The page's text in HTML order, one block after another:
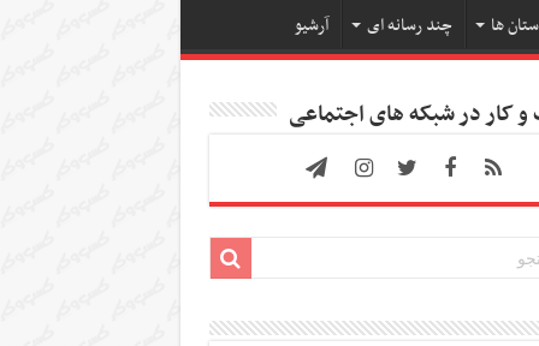
ها چند رسانه ای آرشیو
کار در شبکه های اجتماعی